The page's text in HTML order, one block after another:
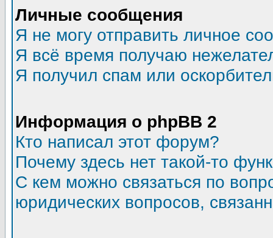
Личные сообщения
Я не могу отправить личное
Я всё время получаю
Я получил спам или
Информация о phpBB 2
Кто написал этот форум?
Почему здесь нет такой-то
С кем можно связаться по
юридических вопросов,